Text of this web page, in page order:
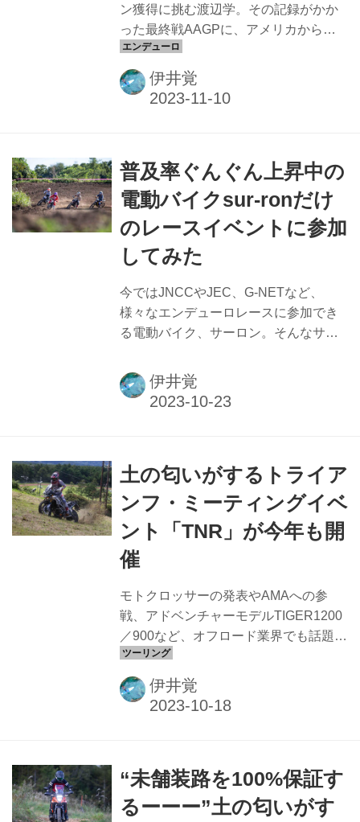
ン獲得に挑む渡辺学。その記録がかか
った最終戦AAGPに、アメリカからの
刺客としてGNCCランキング2位のスチ
ュワード・ベイラーが参戦した
伊井覚
普及率ぐんぐん上昇中の
電動バイクsur-ronだけ
のレースイベントに参加
してみた
今ではJNCCやJEC、G-NETなど、
様々なエンデューロレースに参加でき
る電動バイク、サーロン。そんなサー
カップ」が楽しいと聞いたので、実際
に参加してその楽しさを味わってきち
伊井覚
土の匂いがするトライア
ンフ・ミーティングイベ
ント「TNR」が今年も開
催
モトクロッサーの発表やAMAへの参
戦、アドベンチャーモデルTIGER1200
／900など、オフロード業界でも話題の
トライアンフが、今年も長野県富士見
高原スキー場でミーティングイベント
「トライアンフ・ナショナル・ラリー
伊井覚
“未舗装路を100%保証す
るーーー”土の匂いがす